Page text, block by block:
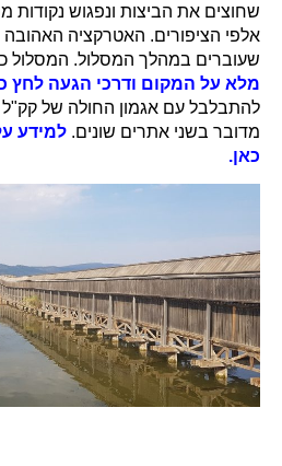
שחוצים את הביצות ונפגוש נקודות
אלפי הציפורים. האטרקציה
שעוברים במהלך המסלול. המסלול
מלא על המקום ודרכי הגעה לחץ
להתבלבל עם אגמון החולה של
מדובר בשני אתרים שונים. למידע
כאן.